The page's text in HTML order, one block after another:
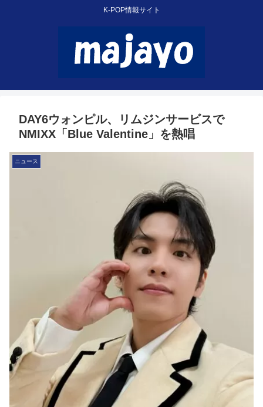
K-POP情報サイト
DAY6ウォンピル、リムジンサービスで
NMIXX「Blue Valentine」を熱唱
ニュース